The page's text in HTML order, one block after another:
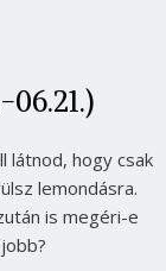
látnod, hogy csak
lemondásra.
is megéri-e